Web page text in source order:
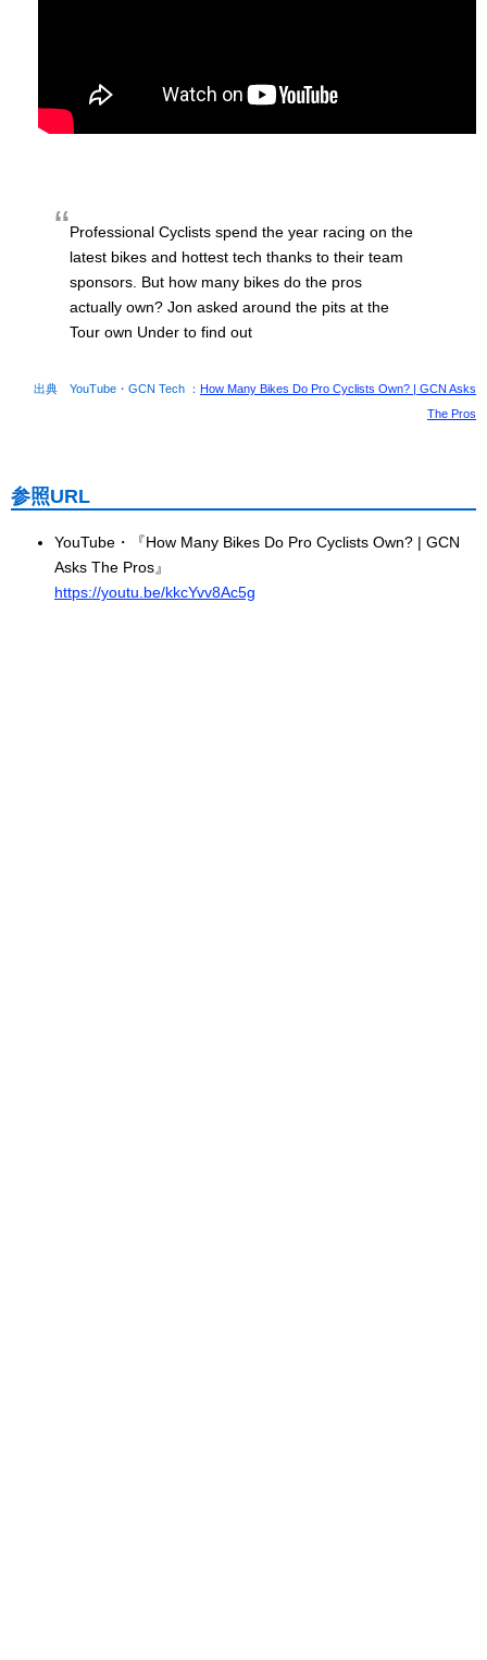
Professional Cyclists spend the year racing on the
latest bikes and hottest tech thanks to their team
sponsors. But how many bikes do the pros
actually own? Jon asked around the pits at the
Tour own Under to find out
出典 YouTube・GCN Tech ： How Many Bikes Do Pro Cyclists Own? | GCN Asks
The Pros
参照URL
YouTube・『How Many Bikes Do Pro Cyclists Own? | GCN
Asks The Pros』
https://youtu.be/kkcYvv8Ac5g